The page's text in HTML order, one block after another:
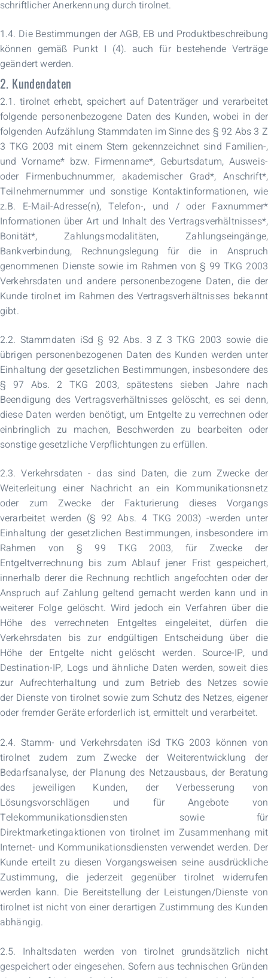
schriftlicher Anerkennung durch tirolnet.
1.4. Die Bestimmungen der AGB, EB und Produktbeschreibung
können gemäß Punkt I (4). auch für bestehende Verträge
geändert werden.
2. Kundendaten
2.1. tirolnet erhebt, speichert auf Datenträger und verarbeitet
folgende personenbezogene Daten des Kunden, wobei in der
folgenden Aufzählung Stammdaten im Sinne des § 92 Abs 3 Z
3 TKG 2003 mit einem Stern gekennzeichnet sind Familien-,
und Vorname* bzw. Firmenname*, Geburtsdatum, Ausweis-
oder Firmenbuchnummer, akademischer Grad*, Anschrift*,
Teilnehmernummer und sonstige Kontaktinformationen, wie
z.B. E-Mail-Adresse(n), Telefon-, und / oder Faxnummer*
Informationen über Art und Inhalt des Vertragsverhältnisses*,
Bonität*, Zahlungsmodalitäten, Zahlungseingänge,
Bankverbindung, Rechnungslegung für die in Anspruch
genommenen Dienste sowie im Rahmen von § 99 TKG 2003
Verkehrsdaten und andere personenbezogene Daten, die der
Kunde tirolnet im Rahmen des Vertragsverhältnisses bekannt
gibt.
2.2. Stammdaten iSd § 92 Abs. 3 Z 3 TKG 2003 sowie die
übrigen personenbezogenen Daten des Kunden werden unter
Einhaltung der gesetzlichen Bestimmungen, insbesondere des
§ 97 Abs. 2 TKG 2003, spätestens sieben Jahre nach
Beendigung des Vertragsverhältnisses gelöscht, es sei denn,
diese Daten werden benötigt, um Entgelte zu verrechnen oder
einbringlich zu machen, Beschwerden zu bearbeiten oder
sonstige gesetzliche Verpflichtungen zu erfüllen.
2.3. Verkehrsdaten - das sind Daten, die zum Zwecke der
Weiterleitung einer Nachricht an ein Kommunikationsnetz
oder zum Zwecke der Fakturierung dieses Vorgangs
verarbeitet werden (§ 92 Abs. 4 TKG 2003) -werden unter
Einhaltung der gesetzlichen Bestimmungen, insbesondere im
Rahmen von § 99 TKG 2003, für Zwecke der
Entgeltverrechnung bis zum Ablauf jener Frist gespeichert,
innerhalb derer die Rechnung rechtlich angefochten oder der
Anspruch auf Zahlung geltend gemacht werden kann und in
weiterer Folge gelöscht. Wird jedoch ein Verfahren über die
Höhe des verrechneten Entgeltes eingeleitet, dürfen die
Verkehrsdaten bis zur endgültigen Entscheidung über die
Höhe der Entgelte nicht gelöscht werden. Source-IP, und
Destination-IP, Logs und ähnliche Daten werden, soweit dies
zur Aufrechterhaltung und zum Betrieb des Netzes sowie
der Dienste von tirolnet sowie zum Schutz des Netzes, eigener
oder fremder Geräte erforderlich ist, ermittelt und verarbeitet.
2.4. Stamm- und Verkehrsdaten iSd TKG 2003 können von
tirolnet zudem zum Zwecke der Weiterentwicklung der
Bedarfsanalyse, der Planung des Netzausbaus, der Beratung
des jeweiligen Kunden, der Verbesserung von
Lösungsvorschlägen und für Angebote von
Telekommunikationsdiensten sowie für
Direktmarketingaktionen von tirolnet im Zusammenhang mit
Internet- und Kommunikationsdiensten verwendet werden. Der
Kunde erteilt zu diesen Vorgangsweisen seine ausdrückliche
Zustimmung, die jederzeit gegenüber tirolnet widerrufen
werden kann. Die Bereitstellung der Leistungen/Dienste von
tirolnet ist nicht von einer derartigen Zustimmung des Kunden
abhängig.
2.5. Inhaltsdaten werden von tirolnet grundsätzlich nicht
gespeichert oder eingesehen. Sofern aus technischen Gründen